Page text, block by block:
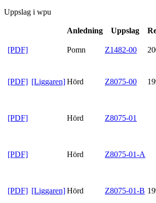
Uppslag i wpu
Anledning Uppslag
[PDF] Pomn Z1482-00
[PDF] [Liggaren]Hörd Z8075-00
[PDF] Hörd Z8075-01
[PDF] Hörd Z8075-01-A
[PDF] [Liggaren]Hörd Z8075-01-B